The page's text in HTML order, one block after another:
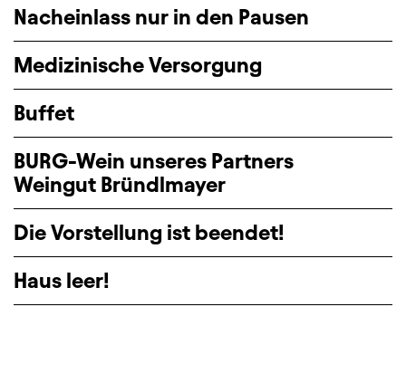
Nacheinlass nur in den Pausen
Medizinische Versorgung
Buffet
BURG-Wein unseres Partners
Weingut Bründlmayer
Die Vorstellung ist beendet!
Haus leer!